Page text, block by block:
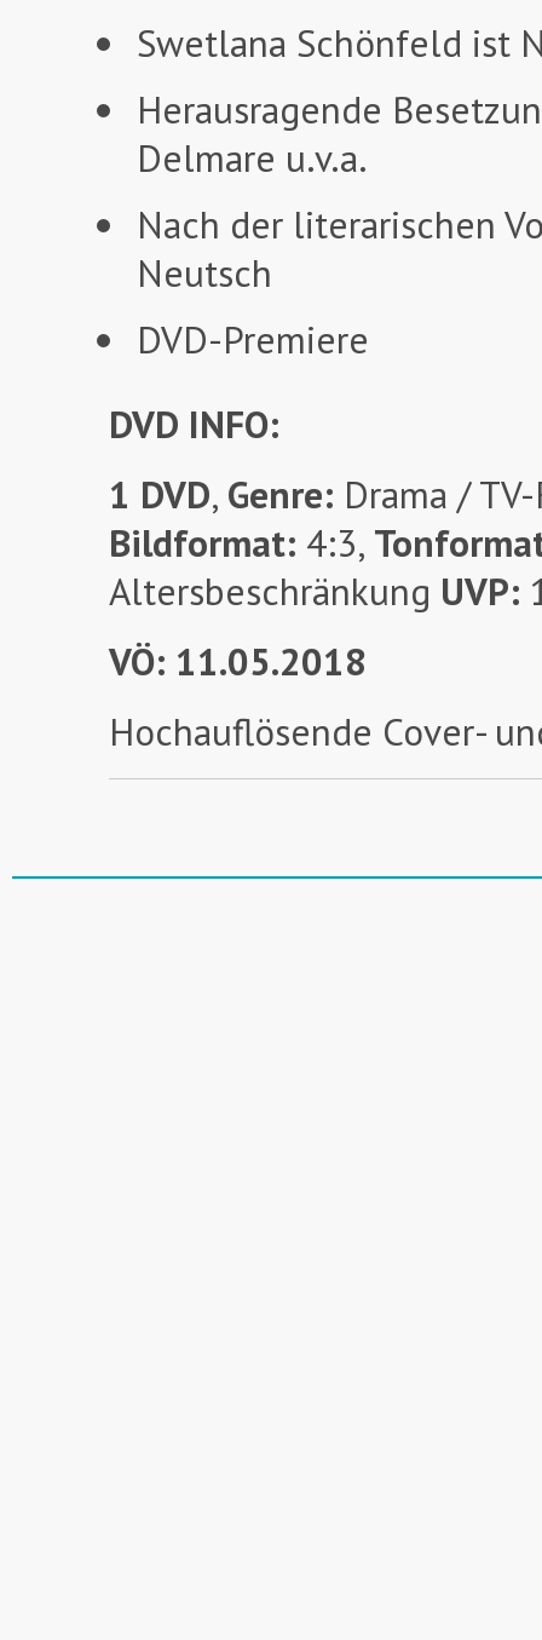
Swetlana Schönfeld ist
Herausragende
Delmare u.v.a.
Nach der literarischen
Neutsch
DVD-Premiere
DVD INFO:
1 DVD, Genre: Drama /
Bildformat: 4:3,
Altersbeschränkung UVP:
VÖ: 11.05.2018
Hochauflösende Cover-